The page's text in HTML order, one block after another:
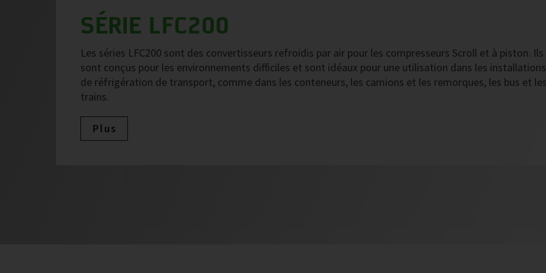
SÉRIE LFC200
Les séries LFC200 sont des convertisseurs refroidis par air pour les compresseurs Scroll et à piston. Ils
sont conçus pour les environnements difficiles et sont idéaux pour une utilisation dans les installations
de réfrigération de transport, comme dans les conteneurs, les camions et les remorques, les bus et
trains.
Plus